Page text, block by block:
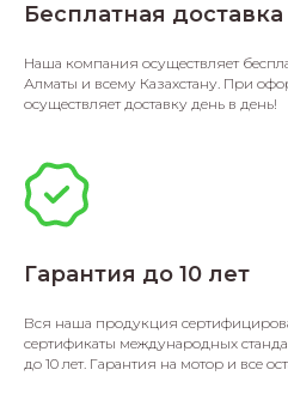
Бесплатная доставка
Наша компания осуществляет
Алматы и всему Казахстану. При
осуществляет доставку день в день!
Гарантия до 10 лет
Вся наша продукция
сертификаты международных
до 10 лет. Гарантия на мотор и все